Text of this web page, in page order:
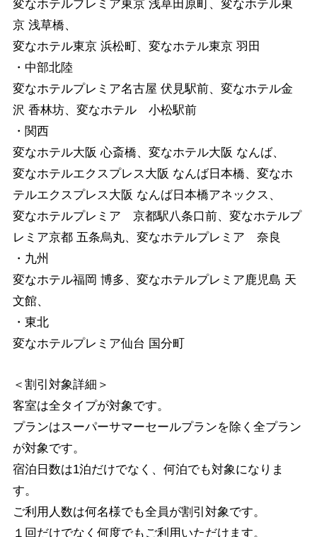
変なホテルプレミア東京 浅草田原町、変なホテル東
京 浅草橋、
変なホテル東京 浜松町、変なホテル東京 羽田
・中部北陸
変なホテルプレミア名古屋 伏見駅前、変なホテル金
沢 香林坊、変なホテル 小松駅前
・関西
変なホテル大阪 心斎橋、変なホテル大阪 なんば、
変なホテルエクスプレス大阪 なんば日本橋、変なホ
テルエクスプレス大阪 なんば日本橋アネックス、
変なホテルプレミア 京都駅八条口前、変なホテルプ
レミア京都 五条烏丸、変なホテルプレミア 奈良
・九州
変なホテル福岡 博多、変なホテルプレミア鹿児島 天
文館、
・東北
変なホテルプレミア仙台 国分町
＜割引対象詳細＞
客室は全タイプが対象です。
プランはスーパーサマーセールプランを除く全プラン
が対象です。
宿泊日数は1泊だけでなく、何泊でも対象になりま
す。
ご利用人数は何名様でも全員が割引対象です。
１回だけでなく何度でもご利用いただけます。